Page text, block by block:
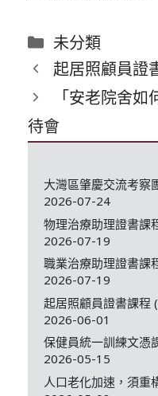
分
類
未分類
起居照顧員證
「安老院舍
待會
大灣區肇慶交流考察
2026-07-24
物理治療助理證書課
2026-07-19
職業治療助理證書課
2026-07-19
起居照顧員證書課
2026-06-01
保健員統一訓練文憑
2026-05-15
人口老化加速，須重